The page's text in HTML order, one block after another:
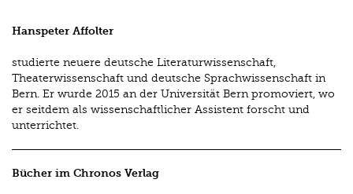
Hanspeter Affolter
studierte neuere deutsche Literaturwissenschaft,
Theaterwissenschaft und deutsche Sprachwissenschaft in
Bern. Er wurde 2015 an der Universität Bern promoviert, wo
er seitdem als wissenschaftlicher Assistent forscht und
unterrichtet.
Bücher im Chronos Verlag